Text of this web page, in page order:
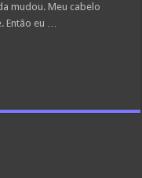
mudou. Meu cabelo
Então eu …